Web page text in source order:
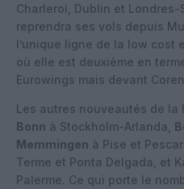
Charleroi, Dublin et
reprendra ses vols depuis
l’unique ligne de la low cost
où elle est deuxième en
Eurowings mais devant
Les autres nouveautés de la
Bonn à Stockholm-Arlanda,
Memmingen à Pise et
Terme et Ponta Delgada, et
Palerme. Ce qui porte le